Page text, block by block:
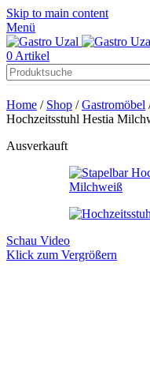
Skip to main content
Menü
0 Artikel
Home / Shop /Gastromöbel
Hochzeitsstuhl Hestia
Ausverkauft
Schau Video
Klick zum Vergrößern